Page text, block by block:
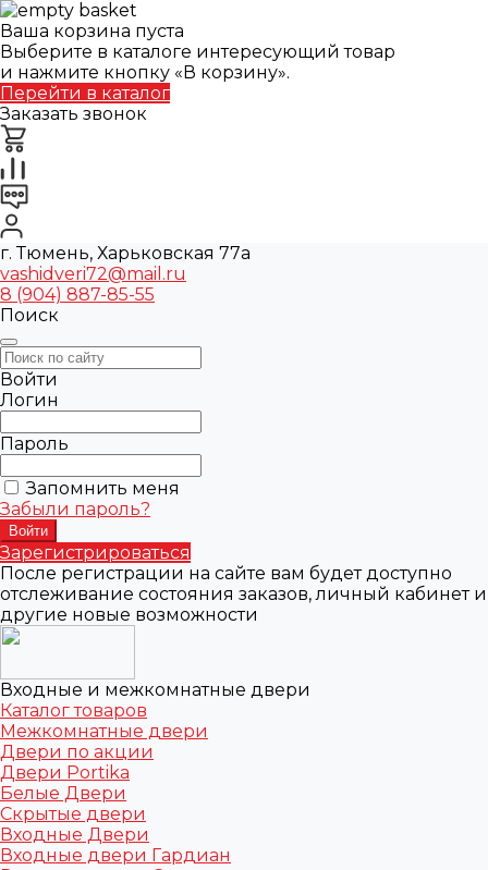
Ваша корзина пуста
Выберите в каталоге интересующий товар
и нажмите кнопку «В корзину».
Перейти в каталог
Заказать звонок
г. Тюмень, Харьковская 77а
vashidveri72@mail.ru
8 (904) 887-85-55
Поиск
Войти
Логин
Пароль
Запомнить меня
Забыли пароль?
Зарегистрироваться
После регистрации на сайте вам будет доступно
отслеживание состояния заказов, личный кабинет и
другие новые возможности
Входные и межкомнатные двери
Каталог товаров
Межкомнатные двери
Двери по акции
Двери Portika
Белые Двери
Скрытые двери
Входные Двери
Входные двери Гардиан